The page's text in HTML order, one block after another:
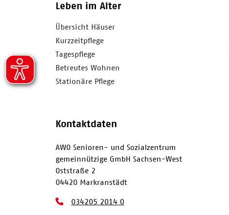
Leben im Alter
Übersicht Häuser
Kurzzeitpflege
Tagespflege
Betreutes Wohnen
Stationäre Pflege
Kontaktdaten
AWO Senioren- und Sozialzentrum
gemeinnützige GmbH Sachsen-West
Oststraße 2
04420 Markranstädt
034205 2014 0